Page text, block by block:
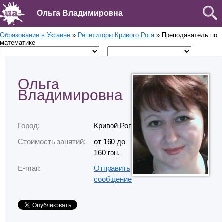
Ольга Владимировна
Образование в Украине » Репетиторы Кривого Рога» Преподаватель по
математике
Ольга
Владимировна
Город:
Кривой Рог
Стоимость занятий:
от 160 до
160 грн.
E-mail:
Отправить
сообщение